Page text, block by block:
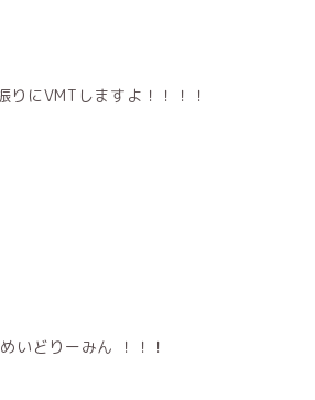
りにVMTしますよ！！！！
いどりーみん ！！！